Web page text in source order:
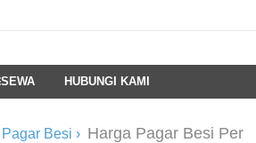
SEWA HUBUNGI KAMI
Pagar Besi › Harga Pagar Besi Per